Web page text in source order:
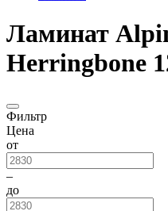
Ламинат
Herringbone
Фильтр
Цена
от
–
до